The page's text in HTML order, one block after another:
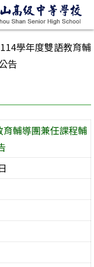
114學年度雙語教育輔
告
輔導團兼任課程輔